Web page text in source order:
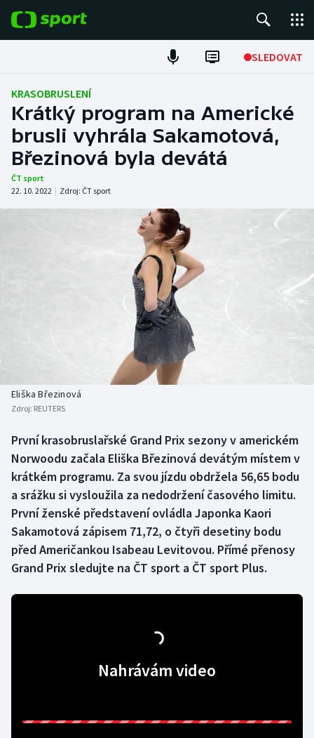
SLEDOVAT
Fotbal
Hokej
Tenis
Atletika
Biatlon
Box
Curling
Dostihy
Florbal
Futsal
Aplikace ČT sport
KRASOBRUSLENÍ
Krátký program na Americké
brusli vyhrála Sakamotová,
Březinová byla devátá
ČT sport
22. 10. 2022 | Zdroj: ČT sport
Eliška Březinová
Zdroj: REUTERS
První krasobruslařské Grand Prix sezony v americkém
Norwoodu začala Eliška Březinová devátým místem v
krátkém programu. Za svou jízdu obdržela 56,65 bodu
a srážku si vysloužila za nedodržení časového limitu.
První ženské představení ovládla Japonka Kaori
Sakamotová zápisem 71,72, o čtyři desetiny bodu
před Američankou Isabeau Levitovou. Přímé přenosy
Grand Prix sledujte na ČT sport a ČT sport Plus.
Nahrávám video